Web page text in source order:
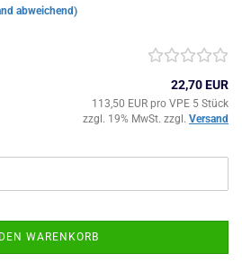
abweichend)
22,70 EUR
113,50 EUR pro VPE 5 Stück
zzgl. 19% MwSt. zzgl. Versand
WARENKORB